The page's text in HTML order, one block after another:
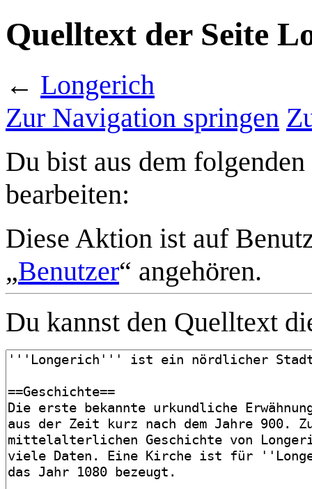
Quelltext der Seite
← Longerich
Zur Navigation springen
Du bist aus dem
bearbeiten:
Diese Aktion ist auf
„Benutzer“ angehören.
Du kannst den Quelltext